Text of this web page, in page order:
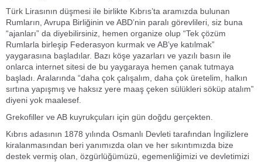
Türk Lirasının düşmesi ile birlikte Kıbrıs’ta aramızda bulunan
Rumların, Avrupa Birliğinin ve ABD’nin paralı görevlileri, siz buna
“ajanları” da diyebilirsiniz, hemen organize olup “Tek çözüm
Rumlarla birleşip Federasyon kurmak ve AB’ye katılmak”
yaygarasına başladılar. Bazı köşe yazarları ve yazılı basın ile
onlarca internet sitesi de bu yaygaraya hemen çanak tutmaya
başladı. Aralarında “daha çok çalışalım, daha çok üretelim, halkın
sırtına yapışmış ve haksız yere maaş çeken sülükleri söküp atalım”
diyeni yok maalesef.
Grekofiller ve AB kuyrukçuları için gün doğdu gerçekten.
Kıbrıs adasının 1878 yılında Osmanlı Devleti tarafından İngilizlere
kiralanmasından beri yanımızda olan ve her sıkıntımızda bize
destek vermiş olan, özgürlüğümüzü, egemenliğimizi ve devletimizi